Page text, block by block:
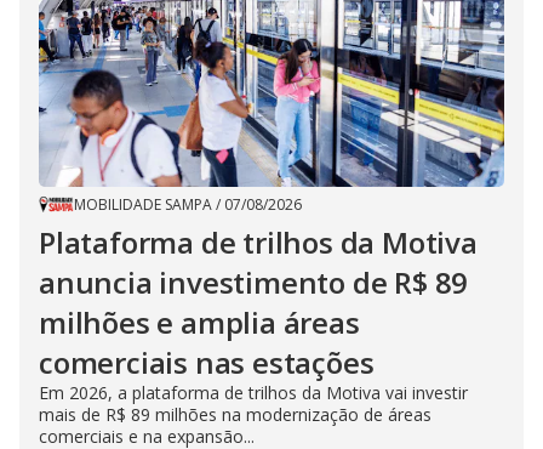
MOBILIDADE SAMPA/ 07/08/2026
Plataforma de trilhos da Motiva
anuncia investimento de R$ 89
milhões e amplia áreas
comerciais nas estações
Em 2026, a plataforma de trilhos da Motiva vai investir
mais de R$ 89 milhões na modernização de áreas
comerciais e na expansão...